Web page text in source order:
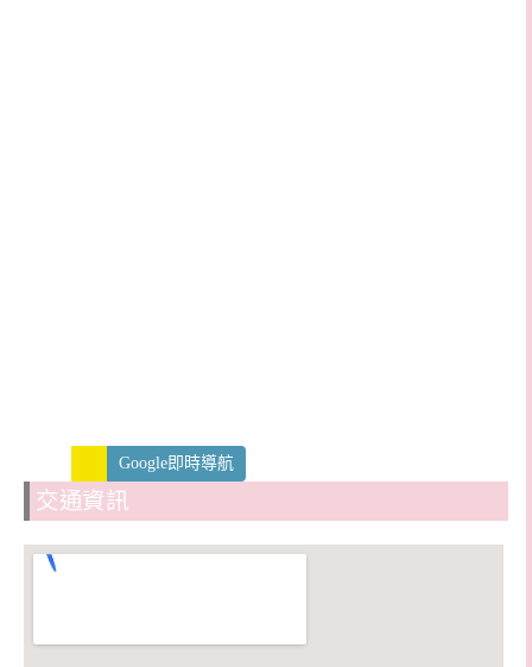
Google即時導航
交通資訊